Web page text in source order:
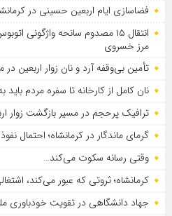
فضاسازی ایام اربعین حسینی در
انتقال ۱۵ مصدوم سانحه واژگونی
مرز خسروی
تأمین بی‌وقفه آرد و نان زوار اربعین
نان کامل از کارخانه تا سفره مردم
ترافیک پرحجم در مسیر بازگشت زوار
گرمای ماندگار در کرمانشاه؛ احتمال
وقتی رسانه سکوت می‌کند…
کرمانشاه؛ ثروتی که عبور می‌کند،
جهاد دانشگاهی در تقویت خودباوری